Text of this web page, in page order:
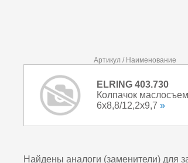
Артикул / Наименование
ELRING 403.730
Колпачок
6x8,8/12,2x9,7 »
Найдены аналоги (заменители) для